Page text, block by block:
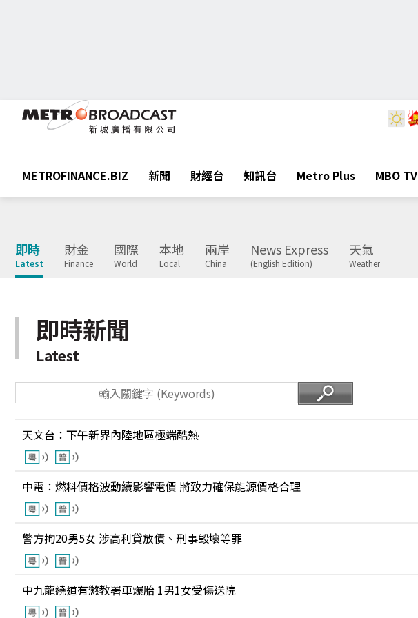
METROFINANCE.BIZ 新聞 財經台 知訊台 Metro Plus MBO TV
即時
Latest
財金
Finance
國際
World
本地
Local
兩岸
China
News Express
(English Edition)
天氣
Weather
即時新聞
Latest
天文台：下午新界內陸地區極端酷熱
中電：燃料價格波動續影響電價 將致力確保能源價格合理
警方拘20男5女 涉高利貸放債、刑事毁壞等罪
中九龍繞道有懲教署車爆胎 1男1女受傷送院